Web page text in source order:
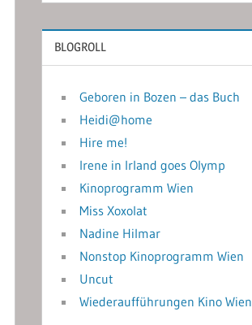
BLOGROLL
Geboren in Bozen – das Buch
Heidi@home
Hire me!
Irene in Irland goes Olymp
Kinoprogramm Wien
Miss Xoxolat
Nadine Hilmar
Nonstop Kinoprogramm Wien
Uncut
Wiederaufführungen Kino Wien